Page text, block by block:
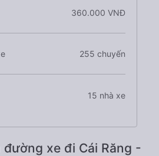
360.000 VNĐ
255 chuyến
15 nhà xe
xe đi Cái Răng -